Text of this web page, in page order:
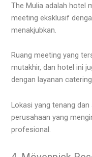
The Mulia adalah hotel
meeting eksklusif
menakjubkan.
Ruang meeting yang
mutakhir, dan hotel ini
dengan layanan
Lokasi yang tenang
perusahaan yang
profesional.